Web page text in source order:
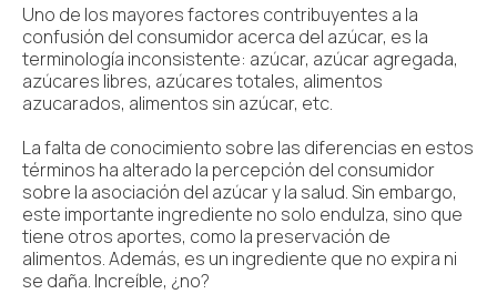
Uno de los mayores factores contribuyentes a la
confusión del consumidor acerca del azúcar, es la
terminología inconsistente: azúcar, azúcar agregada,
azúcares libres, azúcares totales, alimentos
azucarados, alimentos sin azúcar, etc.
La falta de conocimiento sobre las diferencias en estos
términos ha alterado la percepción del consumidor
sobre la asociación del azúcar y la salud. Sin embargo,
este importante ingrediente no solo endulza, sino que
tiene otros aportes, como la preservación de
alimentos. Además, es un ingrediente que no expira ni
se daña. Increíble, ¿no?